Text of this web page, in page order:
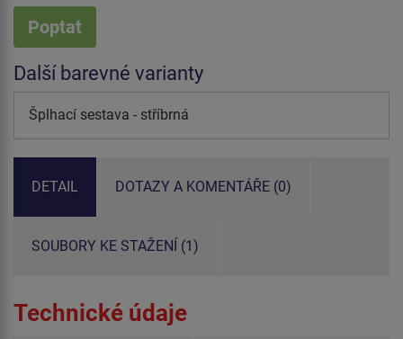
Poptat
Další barevné varianty
Šplhací sestava - stříbrná
DETAIL DOTAZY A KOMENTÁŘE (0)
SOUBORY KE STAŽENÍ (1)
Technické údaje